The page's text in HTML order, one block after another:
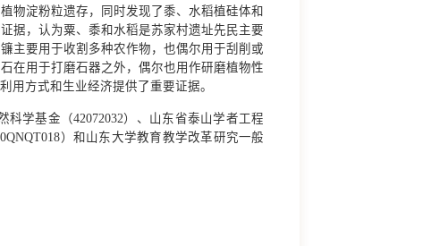
物淀粉粒遗存，同时发现了黍、水稻植硅体和
据，认为粟、黍和水稻是苏家村遗址先民主要
主要用于收割多种农作物，也偶尔用于刮削或
在用于打磨石器之外，偶尔也用作研磨植物性
用方式和生业经济提供了重要证据。
科学基金（42072032）、山东省泰山学者工程
）和山东大学教育教学改革研究一般